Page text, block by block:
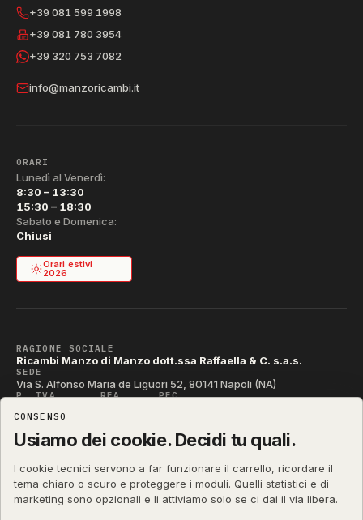
+39 081 599 1998
+39 081 780 3954
+39 320 753 7082
info@manzoricambi.it
ORARI
Lunedì al Venerdì:
8:30 – 13:30
15:30 – 18:30
Sabato e Domenica:
Chiusi
Orari estivi
2026
RAGIONE SOCIALE
Ricambi Manzo di Manzo dott.ssa Raffaella & C. s.a.s.
SEDE
Via S. Alfonso Maria de Liguori 52, 80141 Napoli (NA)
P. IVA REA PEC
CODICE SDI
T04ZHR3
manzoricambi.it ©
CONSENSO
Usiamo dei cookie. Decidi tu quali.
I cookie tecnici servono a far funzionare il carrello, ricordare il
tema chiaro o scuro e proteggere i moduli. Quelli statistici e di
marketing sono opzionali e li attiviamo solo se ci dai il via libera.